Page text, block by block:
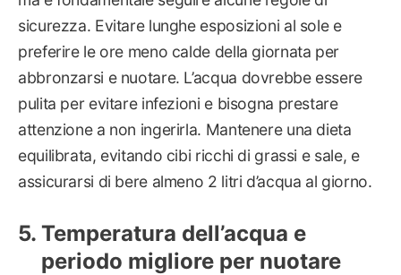
sicurezza. Evitare lunghe esposizioni al sole e
preferire le ore meno calde della giornata per
abbronzarsi e nuotare. L’acqua dovrebbe essere
pulita per evitare infezioni e bisogna prestare
attenzione a non ingerirla. Mantenere una dieta
equilibrata, evitando cibi ricchi di grassi e sale, e
assicurarsi di bere almeno 2 litri d’acqua al giorno.
Temperatura dell’acqua e
periodo migliore per nuotare